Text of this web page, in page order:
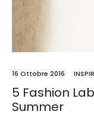
16 Ottobre 2016
5 Fashion
Summer